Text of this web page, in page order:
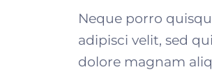
Neque porro
adipisci velit, sed
dolore magnam